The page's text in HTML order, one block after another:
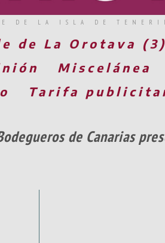
DE LA ISLA DE
de La Orotava (3)
Miscelánea
Tarifa
de Canarias